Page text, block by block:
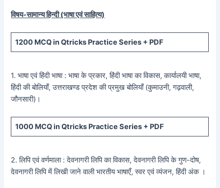
विषय-सामान्य हिन्दी (भाषा एवं साहित्य)
1200 MCQ in Qtricks Practice Series + PDF
1. भाषा एवं हिंदी भाषा : भाषा के प्रकार, हिंदी भाषा का विकास, कार्यालयी भाषा,
हिंदी की बोलियाँ, उत्तराखण्ड प्रदेश की प्रमुख बोलियाँ (कुमाउनी, गढ़वाली,
जौनसारी)।
1000 MCQ in Qtricks Practice Series + PDF
2. लिपि एवं वर्णमाला : देवनागरी लिपि का विकास, देवनागरी लिपि के गुण-दोष,
देवनागरी लिपि में लिखी जाने वाली भारतीय भाषाएँ, स्वर एवं व्यंजन, हिंदी अंक ।